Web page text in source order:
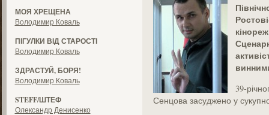
МОЯ ХРЕЩЕНА
Володимир Коваль
ПІГУЛКИ ВІД СТАРОСТІ
Володимир Коваль
ЗДРАСТУЙ, БОРЯ!
Володимир Коваль
STEFF/ШТЕФ
Олександр Денисенко
39-
Сенцова засуджено у